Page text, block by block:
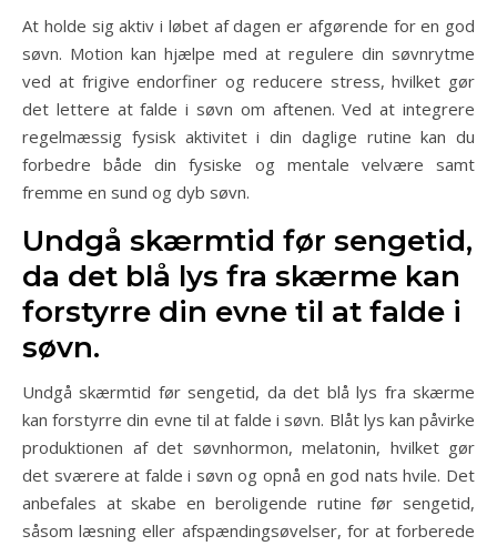
At holde sig aktiv i løbet af dagen er afgørende for en god
søvn. Motion kan hjælpe med at regulere din søvnrytme
ved at frigive endorfiner og reducere stress, hvilket gør
det lettere at falde i søvn om aftenen. Ved at integrere
regelmæssig fysisk aktivitet i din daglige rutine kan du
forbedre både din fysiske og mentale velvære samt
fremme en sund og dyb søvn.
Undgå skærmtid før sengetid,
da det blå lys fra skærme kan
forstyrre din evne til at falde i
søvn.
Undgå skærmtid før sengetid, da det blå lys fra skærme
kan forstyrre din evne til at falde i søvn. Blåt lys kan påvirke
produktionen af det søvnhormon, melatonin, hvilket gør
det sværere at falde i søvn og opnå en god nats hvile. Det
anbefales at skabe en beroligende rutine før sengetid,
såsom læsning eller afspændingsøvelser, for at forberede